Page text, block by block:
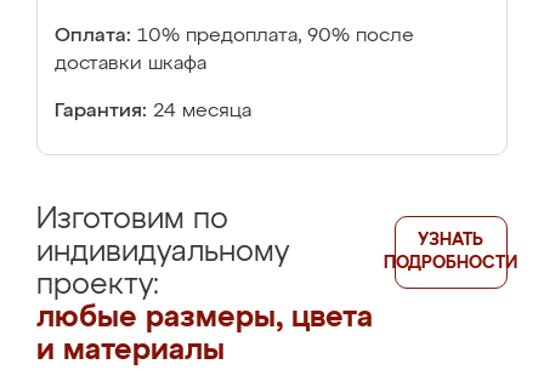
Оплата: 10% предоплата, 90% после
доставки шкафа
Гарантия: 24 месяца
Изготовим по
индивидуальному
проекту:
любые размеры, цвета
и материалы
УЗНАТЬ
ПОДРОБНОСТИ